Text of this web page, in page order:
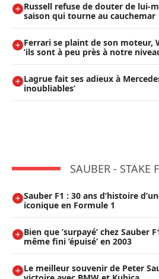
Russell refuse de douter de lui-
saison qui tourne au cauchemar
Ferrari se plaint de son moteur,
’ils sont à peu près à notre
Lagrue fait ses adieux à
inoubliables’
SAUBER - STAKE
Sauber F1 : 30 ans d’histoire
iconique en Formule 1
Bien que ’surpayé’ chez Sauber
même fini ’épuisé’ en 2003
Le meilleur souvenir de Peter